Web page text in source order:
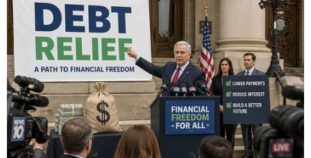
Nhiều nước đã tiến hành những cuộc diễn tập hải
quân trong và xung quanh Biển Đông nhằm đảm
bảo tự do hàng hải, tôn trọng luật pháp quốc tế,
đảm bảo an ninh.